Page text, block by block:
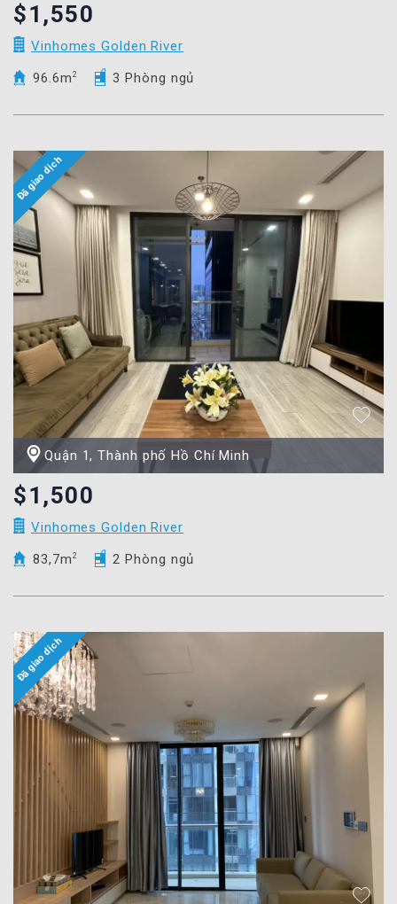
$1,550
Vinhomes Golden River
96.6m 2 3 Phòng ngủ
Quận 1, Thành phố Hồ Chí Minh
$1,500
Vinhomes Golden River
83,7m 2 2 Phòng ngủ